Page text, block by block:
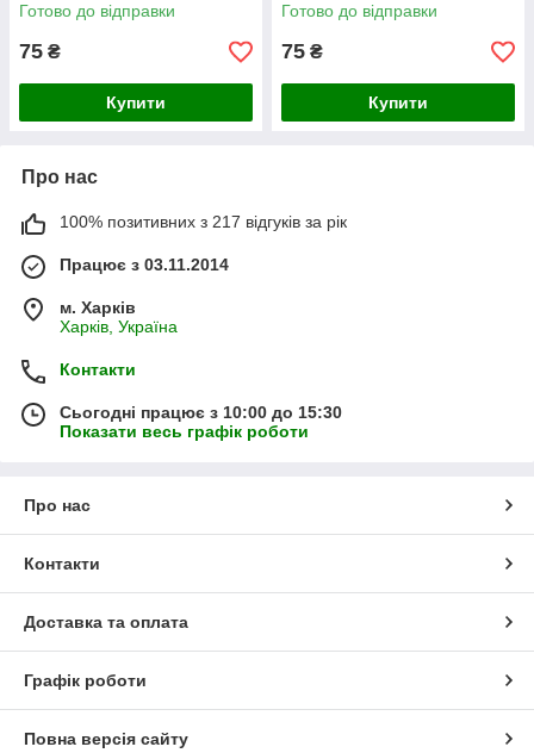
Готово до відправки
75 ₴
Купити
Готово до відправки
75 ₴
Купити
Про нас
100% позитивних з 217 відгуків за рік
Працює з 03.11.2014
м. Харків
Харків, Україна
Контакти
Сьогодні працює з 10:00 до 15:30
Показати весь графік роботи
Про нас
Контакти
Доставка та оплата
Графік роботи
Повна версія сайту